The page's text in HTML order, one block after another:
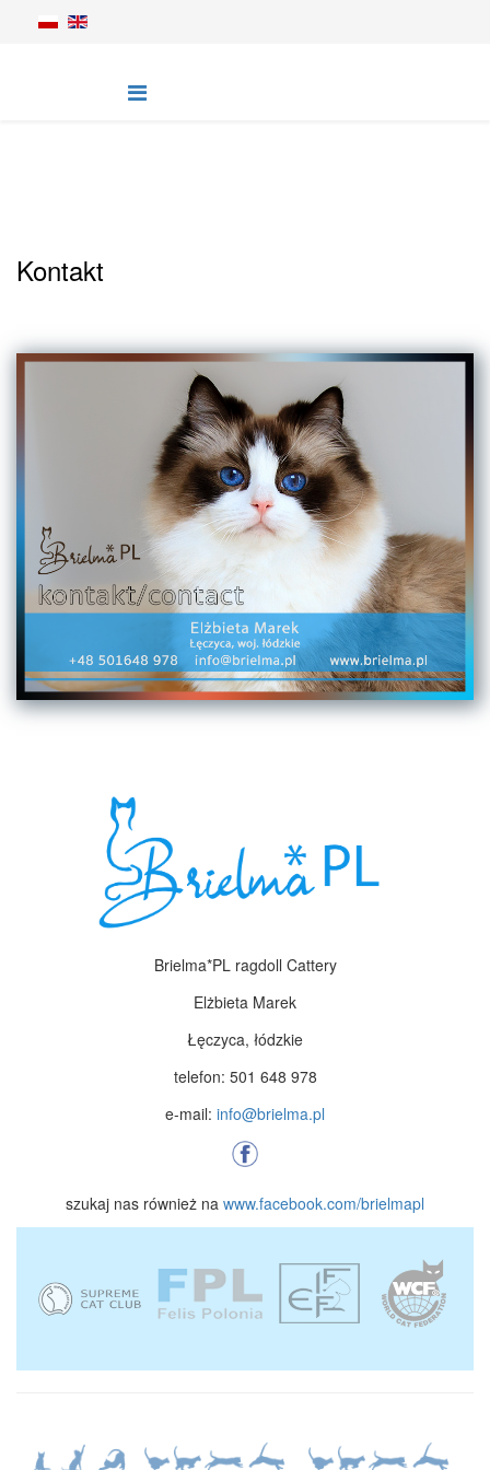
Kontakt
Brielma*PL ragdoll Cattery
Elżbieta Marek
Łęczyca, łódzkie
telefon: 501 648 978
e-mail: info@brielma.pl
szukaj nas również na www.facebook.com/brielmapl